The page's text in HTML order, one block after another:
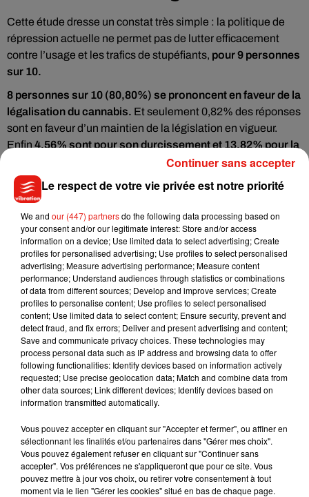
Cette étude dresse un constat très simple : la politique de
répression actuelle ne permet pas de lutter efficacement
contre l’usage et les trafics de stupéfiants, pour 9 personnes
sur 10.
8 personnes sur 10 (80,80%) se prononcent en faveur de la
légalisation du cannabis. Et seulement 0,82% des réponses
sont en faveur d’un maintien de la législation en vigueur.
Enfin 4,56% sont pour son durcissement et 13,82% pour la
Sur les 253 194 participants, un tiers concerne des
consommateurs réguliers de cannabis, et un tiers n’en
consomme jamais. Un quart des répondants ont plus de 40
ans, et près de la moitié est âgée de 18 à 29 ans.
Les députés de la mission parlementaire rendront un rapport
global dans un mois. Il concernera aussi bien le cannabis
récréatif, que le thérapeutique et dit« bien-être ».
Musique
5 août 2026
Benny Blanco invite Selena Gomez et
Le respect de votre vie privée est notre priorité
We and our (447) partnersdo the following data processing based on
your consent and/or our legitimate interest: Store and/or access
information on a device; Use limited data to select advertising; Create
profiles for personalised advertising; Use profiles to select personalised
advertising; Measure advertising performance; Measure content
performance; Understand audiences through statistics or combinations
of data from different sources; Develop and improve services; Create
profiles to personalise content; Use profiles to select personalised
content; Use limited data to select content; Ensure security, prevent and
detect fraud, and fix errors; Deliver and present advertising and content;
Save and communicate privacy choices. These technologies may
process personal data such as IP address and browsing data to offer
following functionalities: Identify devices based on information actively
requested; Use precise geolocation data; Match and combine data from
other data sources; Link different devices; Identify devices based on
information transmitted automatically.
Vous pouvez accepter en cliquant sur "Accepter et fermer", ou affiner en
sélectionnant les finalités et/ou partenaires dans "Gérer mes choix".
Vous pouvez également refuser en cliquant sur "Continuer sans
accepter". Vos préférences ne s'appliqueront que pour ce site. Vous
pouvez mettre à jour vos choix, ou retirer votre consentement à tout
moment via le lien "Gérer les cookies" situé en bas de chaque page.
Continuer sans accepter